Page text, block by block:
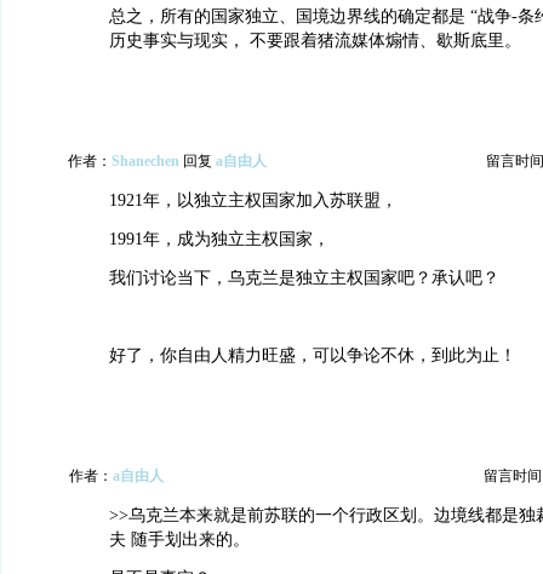
总之，所有的国家独立、国境边界线的确定都是 “战争-条
历史事实与现实， 不要跟着猪流媒体煽情、歇斯底里。
作者： Shanechen 回复 a自由人 留言时
1921年，以独立主权国家加入苏联盟，
1991年，成为独立主权国家，
我们讨论当下，乌克兰是独立主权国家吧？承认吧？
好了，你自由人精力旺盛，可以争论不休，到此为止！
作者： a自由人 留言时间
>>乌克兰本来就是前苏联的一个行政区划。边境线都是独
夫 随手划出来的。